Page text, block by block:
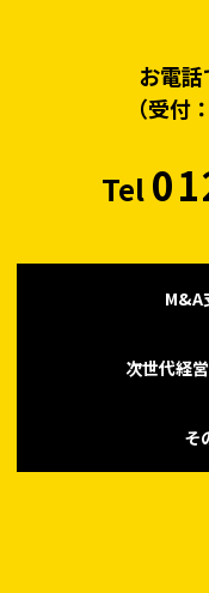
お電
（受付
Tel
M&A
次世代経
そ